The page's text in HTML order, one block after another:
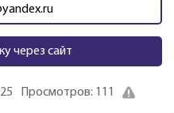
через сайт
Просмотров: 111